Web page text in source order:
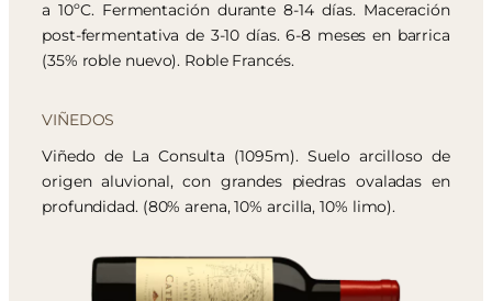
a 10ºC. Fermentación durante 8-14 días. Maceración
post-fermentativa de 3-10 días. 6-8 meses en barrica
(35% roble nuevo). Roble Francés.
VIÑEDOS
Viñedo de La Consulta (1095m). Suelo arcilloso de
origen aluvional, con grandes piedras ovaladas en
profundidad. (80% arena, 10% arcilla, 10% limo).